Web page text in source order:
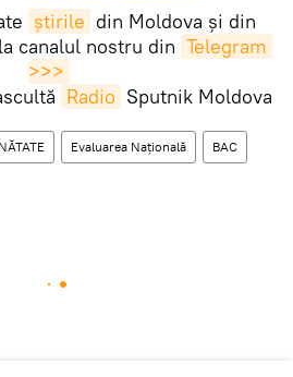
știrile din Moldova și din
canalul nostru din Telegram
>>>
Radio Sputnik Moldova
Evaluarea Naţională BAC